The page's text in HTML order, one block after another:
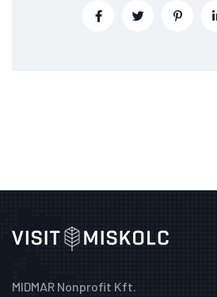
MIDMAR Nonprofit Kft.